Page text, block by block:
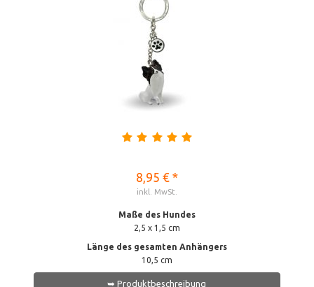
8,95 € *
inkl. MwSt.
Maße des Hundes
2,5 x 1,5 cm
Länge des gesamten Anhängers
10,5 cm
➥ Produktbeschreibung